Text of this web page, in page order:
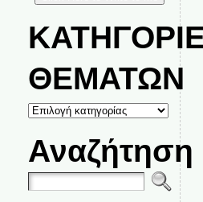
ΘΕΜΑΤΩΝ
ΚΑΤΗΓΟΡΙΕΣ
ΘΕΜΑΤΩΝ
Αναζήτηση